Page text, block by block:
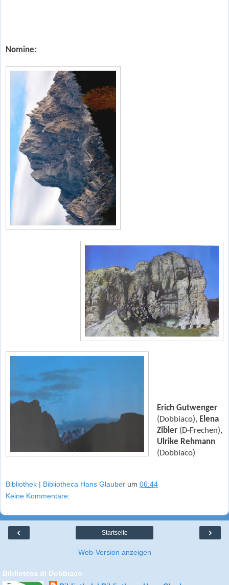
Nomine:
Erich Gutwenger
(Dobbiaco), Elena
Zibler(D-Frechen),
Ulrike Rehmann
(Dobbiaco)
Bibliothek | Bibliotheca Hans Glauber um 06:44
Keine Kommentare:
‹ ›
Startseite
Web-Version anzeigen
Biblioteca di Dobbiaco